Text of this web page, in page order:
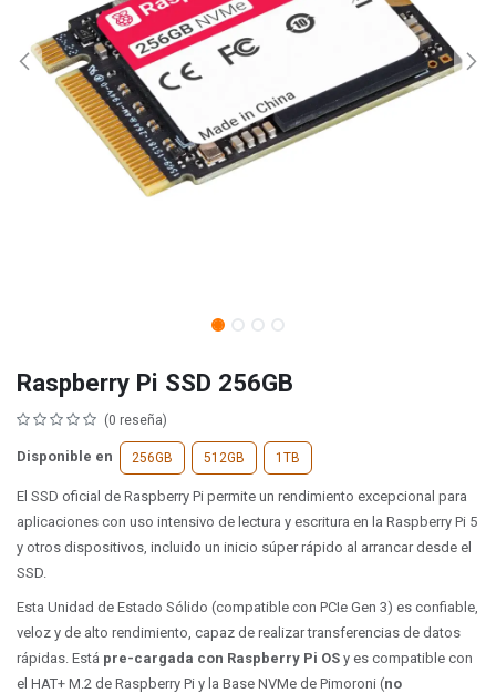
Raspberry Pi SSD 256GB
(0 reseña)
Disponible en 256GB 512GB 1TB
El SSD oficial de Raspberry Pi permite un rendimiento excepcional para
aplicaciones con uso intensivo de lectura y escritura en la Raspberry Pi 5
y otros dispositivos, incluido un inicio súper rápido al arrancar desde el
SSD.
Esta Unidad de Estado Sólido (compatible con PCIe Gen 3) es confiable,
veloz y de alto rendimiento, capaz de realizar transferencias de datos
rápidas. Está pre-cargada con Raspberry Pi OS y es compatible con
el HAT+ M.2 de Raspberry Pi y la Base NVMe de Pimoroni (no